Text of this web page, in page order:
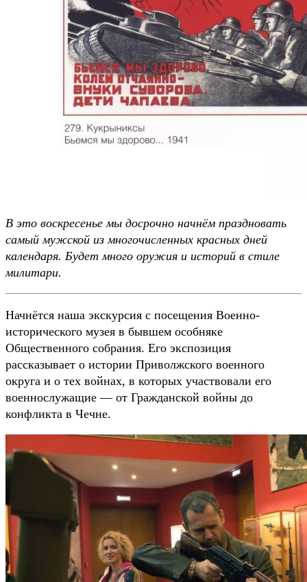
В это воскресенье мы досрочно начнём праздновать
самый мужской из многочисленных красных дней
календаря. Будет много оружия и историй в стиле
милитари.
Начнётся наша экскурсия с посещения Военно-
исторического музея в бывшем особняке
Общественного собрания. Его экспозиция
рассказывает о истории Приволжского военного
округа и о тех войнах, в которых участвовали его
военнослужащие — от Гражданской войны до
конфликта в Чечне.